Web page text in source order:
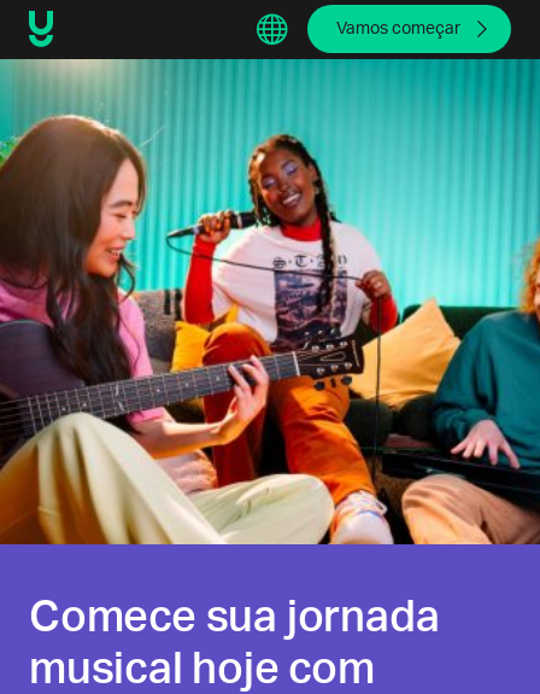
Vamos começar
Comece sua jornada
musical hoje com